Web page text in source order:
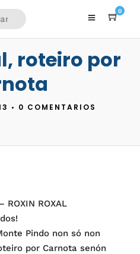
0
roteiro por
• 0 COMENTARIOS
ROXIN ROXAL
Pindo non só non
por Carnota senón